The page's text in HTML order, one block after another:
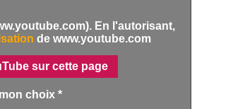
En l'autorisant,
de www.youtube.com
sur cette page
choix *